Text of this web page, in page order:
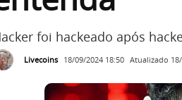
foi hackeado após
Livecoins 18/09/2024 18:50 Atualizado